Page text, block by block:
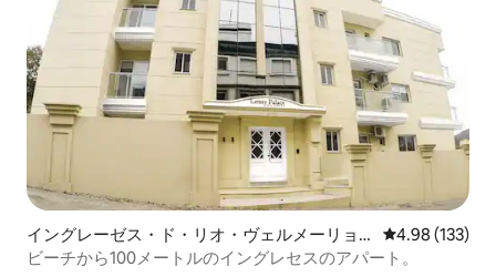
イングレーゼス・ド・リオ・ヴェルメーリョ
のマンション・アパート
レビュー133
4.98 (133)
ビーチから100メートルのイングレセスのアパート。